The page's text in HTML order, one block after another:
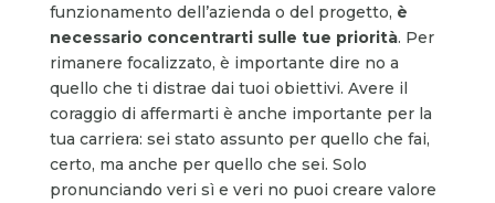
funzionamento dell’azienda o del progetto, è
necessario concentrarti sulle tue priorità. Per
rimanere focalizzato, è importante dire no a
quello che ti distrae dai tuoi obiettivi. Avere il
coraggio di affermarti è anche importante per la
tua carriera: sei stato assunto per quello che fai,
certo, ma anche per quello che sei. Solo
pronunciando veri sì e veri no puoi creare valore